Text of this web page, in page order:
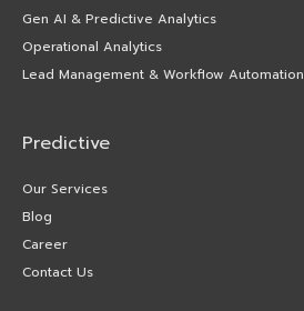
Gen AI & Predictive Analytics
Operational Analytics
Lead Management & Workflow Automation
Predictive
Our Services
Blog
Career
Contact Us